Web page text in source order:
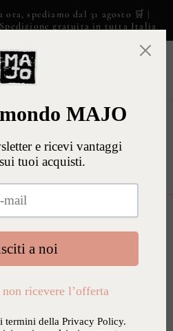
spediamo dal 31 agosto 🛒 |
gratuita in tutta Italia